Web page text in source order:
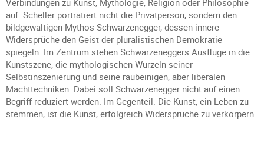
Verbindungen zu Kunst, Mythologie, Religion oder Philosophie
auf. Scheller porträtiert nicht die Privatperson, sondern den
bildgewaltigen Mythos Schwarzenegger, dessen innere
Widersprüche den Geist der pluralistischen Demokratie
spiegeln. Im Zentrum stehen Schwarzeneggers Ausflüge in die
Kunstszene, die mythologischen Wurzeln seiner
Selbstinszenierung und seine raubeinigen, aber liberalen
Machttechniken. Dabei soll Schwarzenegger nicht auf einen
Begriff reduziert werden. Im Gegenteil. Die Kunst, ein Leben zu
stemmen, ist die Kunst, erfolgreich Widersprüche zu verkörpern.